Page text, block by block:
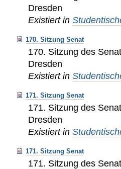
Dresden
Existiert in
170. Sitzung Senat
170. Sitzung des
Dresden
Existiert in
171. Sitzung Senat
171. Sitzung des
Dresden
Existiert in
171. Sitzung Senat
171. Sitzung des